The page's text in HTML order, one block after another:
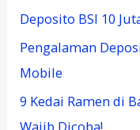
Deposito BSI 10
Pengalaman
Mobile
9 Kedai Ramen di